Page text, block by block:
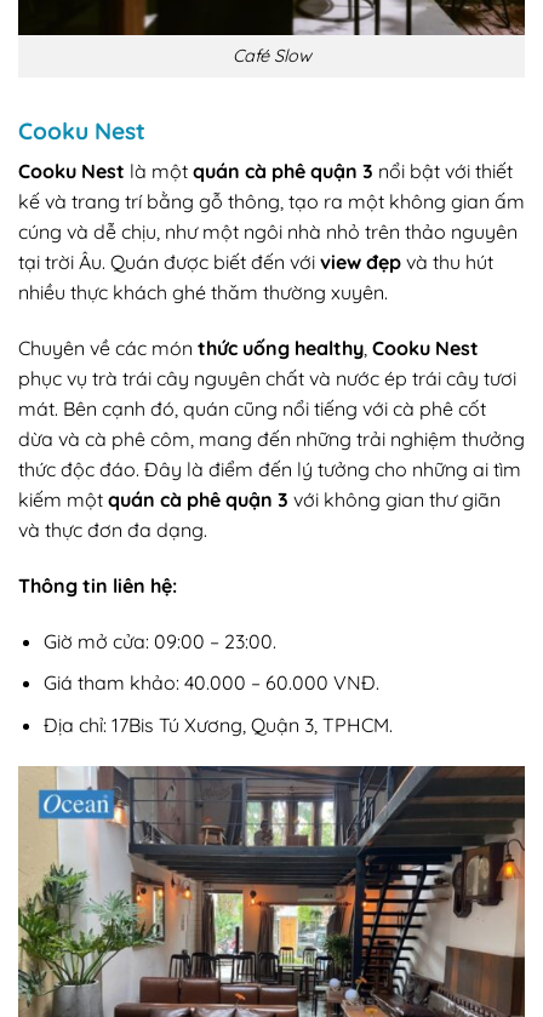
Café Slow
Cooku Nest
Cooku Nest là một quán cà phê quận 3 nổi bật với thiết
kế và trang trí bằng gỗ thông, tạo ra một không gian ấm
cúng và dễ chịu, như một ngôi nhà nhỏ trên thảo nguyên
tại trời Âu. Quán được biết đến với view đẹp và thu hút
nhiều thực khách ghé thăm thường xuyên.
Chuyên về các món thức uống healthy, Cooku Nest
phục vụ trà trái cây nguyên chất và nước ép trái cây tươi
mát. Bên cạnh đó, quán cũng nổi tiếng với cà phê cốt
dừa và cà phê côm, mang đến những trải nghiệm thưởng
thức độc đáo. Đây là điểm đến lý tưởng cho những ai tìm
kiếm một quán cà phê quận 3 với không gian thư giãn
và thực đơn đa dạng.
Thông tin liên hệ:
Giờ mở cửa: 09:00 – 23:00.
Giá tham khảo: 40.000 – 60.000 VNĐ.
Địa chỉ: 17Bis Tú Xương, Quận 3, TPHCM.